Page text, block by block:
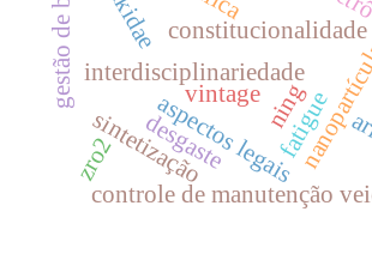
ning
constitucionalidade
aspectos legais
interdisciplinariedade
desgaste
vintage
controle de manutenção
sintetização
zro2 fatigue